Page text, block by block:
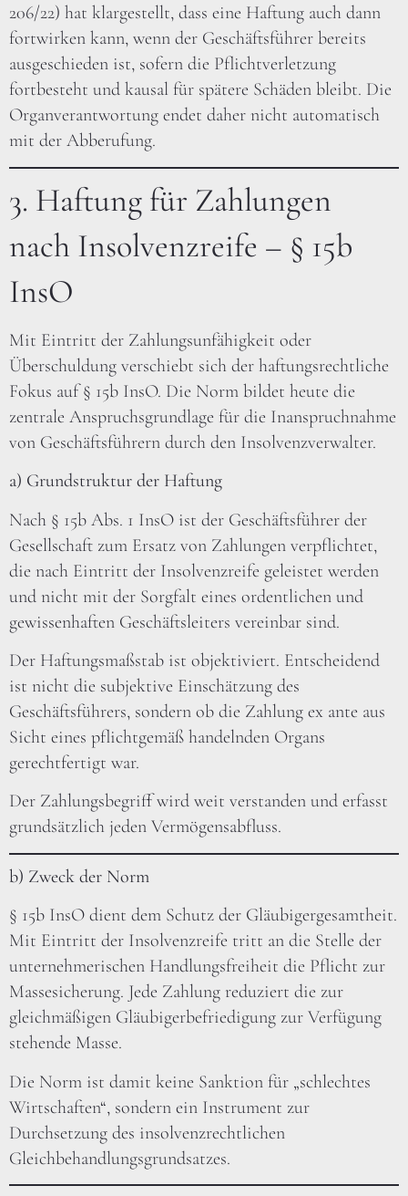
206/22) hat klargestellt, dass eine Haftung auch dann
fortwirken kann, wenn der Geschäftsführer bereits
ausgeschieden ist, sofern die Pflichtverletzung
fortbesteht und kausal für spätere Schäden bleibt. Die
Organverantwortung endet daher nicht automatisch
mit der Abberufung.
3. Haftung für Zahlungen
nach Insolvenzreife – § 15b
InsO
Mit Eintritt der Zahlungsunfähigkeit oder
Überschuldung verschiebt sich der haftungsrechtliche
Fokus auf § 15b InsO. Die Norm bildet heute die
zentrale Anspruchsgrundlage für die Inanspruchnahme
von Geschäftsführern durch den Insolvenzverwalter.
a) Grundstruktur der Haftung
Nach § 15b Abs. 1 InsO ist der Geschäftsführer der
Gesellschaft zum Ersatz von Zahlungen verpflichtet,
die nach Eintritt der Insolvenzreife geleistet werden
und nicht mit der Sorgfalt eines ordentlichen und
gewissenhaften Geschäftsleiters vereinbar sind.
Der Haftungsmaßstab ist objektiviert. Entscheidend
ist nicht die subjektive Einschätzung des
Geschäftsführers, sondern ob die Zahlung ex ante aus
Sicht eines pflichtgemäß handelnden Organs
gerechtfertigt war.
Der Zahlungsbegriff wird weit verstanden und erfasst
grundsätzlich jeden Vermögensabfluss.
b) Zweck der Norm
§ 15b InsO dient dem Schutz der Gläubigergesamtheit.
Mit Eintritt der Insolvenzreife tritt an die Stelle der
unternehmerischen Handlungsfreiheit die Pflicht zur
Massesicherung. Jede Zahlung reduziert die zur
gleichmäßigen Gläubigerbefriedigung zur Verfügung
stehende Masse.
Die Norm ist damit keine Sanktion für „schlechtes
Wirtschaften“, sondern ein Instrument zur
Durchsetzung des insolvenzrechtlichen
Gleichbehandlungsgrundsatzes.